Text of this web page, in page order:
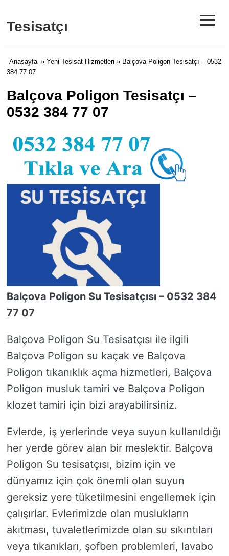
Tesisatçı ≡
Anasayfa » Yeni Tesisat Hizmetleri » Balçova Poligon Tesisatçı – 0532
384 77 07
Balçova Poligon Tesisatçı –
0532 384 77 07
Balçova Poligon Su Tesisatçısı – 0532 384
77 07
Balçova Poligon Su Tesisatçısı ile ilgili
Balçova Poligon su kaçak ve Balçova
Poligon tıkanıklık açma hizmetleri, Balçova
Poligon musluk tamiri ve Balçova Poligon
klozet tamiri için bizi arayabilirsiniz.
Evlerde, iş yerlerinde veya suyun kullanıldığı
her yerde görev alan bir meslektir. Balçova
Poligon Su tesisatçısı, bizim için ve
dünyamız için çok önemli olan suyun
gereksiz yere tüketilmesini engellemek için
çalışırlar. Evlerimizde olan muslukların
akıtması, tuvaletlerimizde olan su sıkıntıları
veya tıkanıkları, şofben problemleri, lavabo